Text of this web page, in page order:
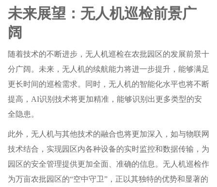
未来展望：无人机巡检前景广
阔
随着技术的不断进步，无人机巡检在农批园区的发展前景十
分广阔。未来，无人机的续航能力将进一步提升，能够满足
更长时间的巡检需求。同时，无人机的智能化水平也将不断
提高，AI识别技术将更加精准，能够识别出更多类型的安
全隐患。
此外，无人机与其他技术的融合也将更加深入，如与物联网
技术结合，实现园区内各种设备的实时监控和数据传输，为
园区的安全管理提供更加全面、准确的信息。无人机巡检作
为万亩农批园区的“空中守卫”，正以其独特的优势和显著的